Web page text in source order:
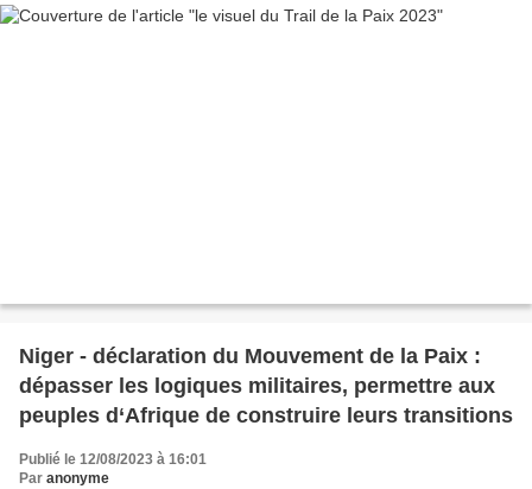
Niger - déclaration du Mouvement de la Paix :
dépasser les logiques militaires, permettre aux
peuples d‘Afrique de construire leurs transitions
Publié le 12/08/2023 à 16:01
Par anonyme